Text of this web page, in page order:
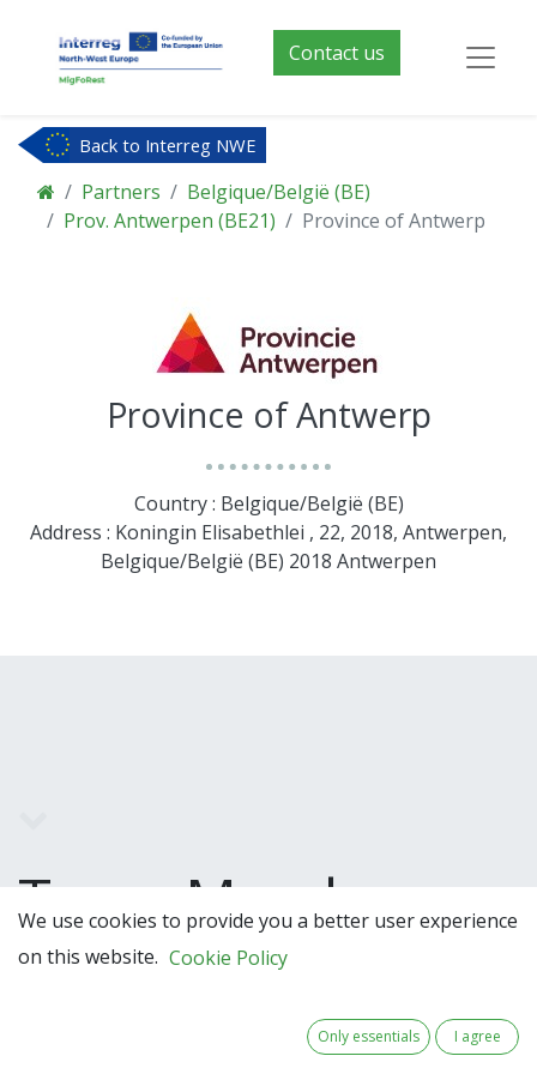
Contact us
Back to Interreg NWE
Partners
Belgique/België (BE)
Prov. Antwerpen (BE21)
Province of Antwerp
Province of Antwerp
Country : Belgique/België (BE)
Address : Koningin Elisabethlei , 22, 2018, Antwerpen,
Belgique/België (BE) 2018 Antwerpen
Team Members
We use cookies to provide you a better user experience
on this website. Cookie Policy
Only essentials I agree